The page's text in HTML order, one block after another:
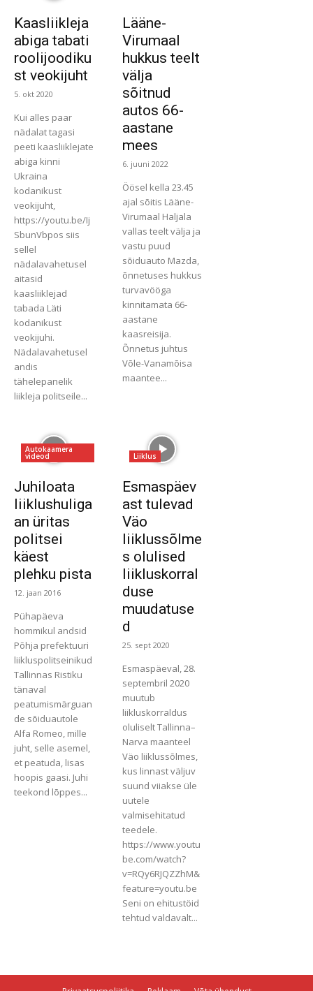
Kaasliikleja
abiga tabati
roolijoodiku
st veokijuht
5. okt 2020
Kui alles paar
nädalat tagasi
peeti kaasliiklejate
abiga kinni
Ukraina
kodanikust
veokijuht,
https://youtu.be/Ij
SbunVbpos siis
sellel
nädalavahetusel
aitasid
kaasliiklejad
tabada Läti
kodanikust
veokijuhi.
Nädalavahetusel
andis
tähelepanelik
liikleja politseile...
Lääne-
Virumaal
hukkus teelt
välja
sõitnud
autos 66-
aastane
mees
6. juuni 2022
Öösel kella 23.45
ajal sõitis Lääne-
Virumaal Haljala
vallas teelt välja ja
vastu puud
sõiduauto Mazda,
õnnetuses hukkus
turvavööga
kinnitamata 66-
aastane
kaasreisija.
Õnnetus juhtus
Võle-Vanamõisa
maantee...
Autokaamera
videod
Juhiloata
liiklushuliga
an üritas
politsei
käest
plehku pista
12. jaan 2016
Pühapäeva
hommikul andsid
Põhja prefektuuri
liikluspolitseinikud
Tallinnas Ristiku
tänaval
peatumismärguan
de sõiduautole
Alfa Romeo, mille
juht, selle asemel,
et peatuda, lisas
hoopis gaasi. Juhi
teekond lõppes...
Liiklus
Esmaspäev
ast tulevad
Väo
liiklussõlme
s olulised
liikluskorral
duse
muudatuse
d
25. sept 2020
Esmaspäeval, 28.
septembril 2020
muutub
liikluskorraldus
oluliselt Tallinna–
Narva maanteel
Väo liiklussõlmes,
kus linnast väljuv
suund viiakse üle
uutele
valmisehitatud
teedele.
https://www.youtu
be.com/watch?
v=RQy6RJQZZhM&
feature=youtu.be
Seni on ehitustöid
tehtud valdavalt...